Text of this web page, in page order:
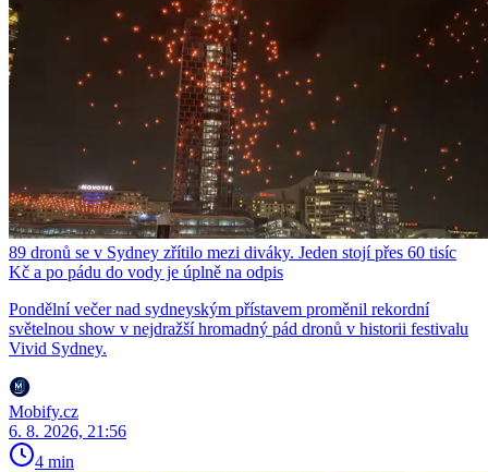
89 dronů se v Sydney zřítilo mezi diváky. Jeden stojí přes 60 tisíc
Kč a po pádu do vody je úplně na odpis
Pondělní večer nad sydneyským přístavem proměnil rekordní
světelnou show v nejdražší hromadný pád dronů v historii festivalu
Vivid Sydney.
Mobify.cz
6. 8. 2026, 21:56
4 min